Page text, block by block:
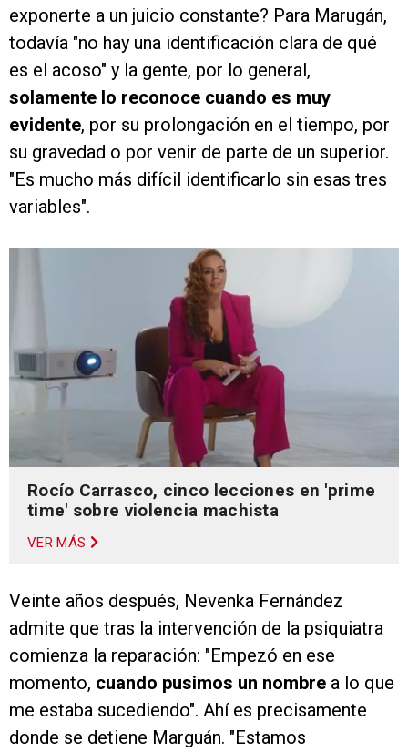
exponerte a un juicio constante? Para Marugán,
todavía "no hay una identificación clara de qué
es el acoso" y la gente, por lo general,
solamente lo reconoce cuando es muy
evidente, por su prolongación en el tiempo, por
su gravedad o por venir de parte de un superior.
"Es mucho más difícil identificarlo sin esas tres
variables".
Rocío Carrasco, cinco lecciones en 'prime
time' sobre violencia machista
VER MÁS
Veinte años después, Nevenka Fernández
admite que tras la intervención de la psiquiatra
comienza la reparación: "Empezó en ese
momento, cuando pusimos un nombre a lo que
me estaba sucediendo". Ahí es precisamente
donde se detiene Marguán. "Estamos